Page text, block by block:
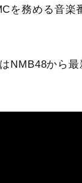
を務める音楽
NMB48から